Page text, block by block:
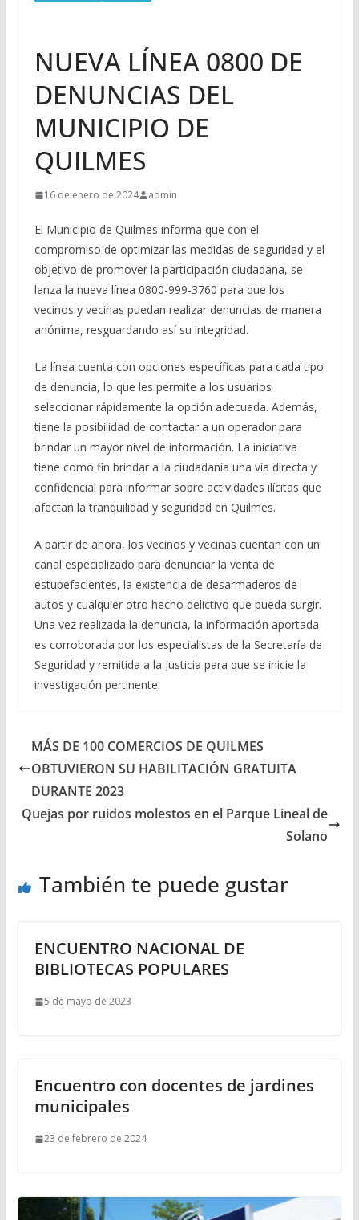
NUEVA LÍNEA 0800 DE
DENUNCIAS DEL
MUNICIPIO DE
QUILMES
16 de enero de 2024 admin
El Municipio de Quilmes informa que con el
compromiso de optimizar las medidas de seguridad y el
objetivo de promover la participación ciudadana, se
lanza la nueva línea 0800-999-3760 para que los
vecinos y vecinas puedan realizar denuncias de manera
anónima, resguardando así su integridad.
La línea cuenta con opciones específicas para cada tipo
de denuncia, lo que les permite a los usuarios
seleccionar rápidamente la opción adecuada. Además,
tiene la posibilidad de contactar a un operador para
brindar un mayor nivel de información. La iniciativa
tiene como fin brindar a la ciudadanía una vía directa y
confidencial para informar sobre actividades ilícitas que
afectan la tranquilidad y seguridad en Quilmes.
A partir de ahora, los vecinos y vecinas cuentan con un
canal especializado para denunciar la venta de
estupefacientes, la existencia de desarmaderos de
autos y cualquier otro hecho delictivo que pueda surgir.
Una vez realizada la denuncia, la información aportada
es corroborada por los especialistas de la Secretaría de
Seguridad y remitida a la Justicia para que se inicie la
investigación pertinente.
MÁS DE 100 COMERCIOS DE QUILMES
OBTUVIERON SU HABILITACIÓN GRATUITA
DURANTE 2023
Quejas por ruidos molestos en el Parque Lineal de
Solano
También te puede gustar
ENCUENTRO NACIONAL DE
BIBLIOTECAS POPULARES
5 de mayo de 2023
Encuentro con docentes de jardines
municipales
23 de febrero de 2024